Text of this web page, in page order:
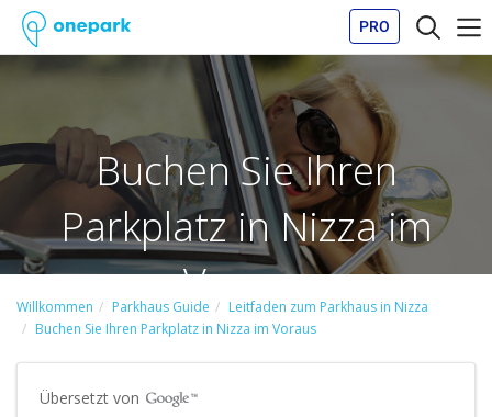
PRO
Buchen Sie Ihren
Parkplatz in Nizza im
Voraus
Willkommen Parkhaus Guide
Leitfaden zum Parkhaus in Nizza
Buchen Sie Ihren Parkplatz in Nizza im Voraus
Übersetzt von